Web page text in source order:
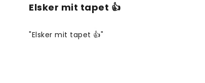
Elsker mit tapet 👍
"Elsker mit tapet 👍"